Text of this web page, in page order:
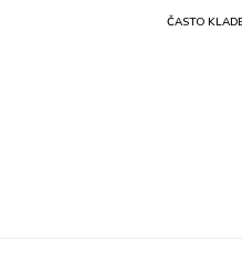
ČASTO